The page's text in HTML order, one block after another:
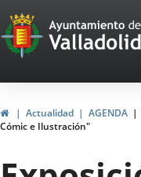
Portal
Web
del
de
InicioActualidad AGENDA
Cómic e Ilustración"